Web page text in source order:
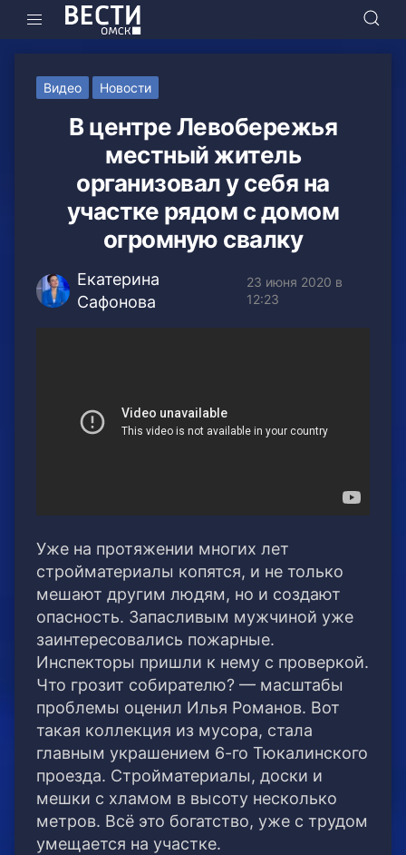
Видео Новости
В центре Левобережья
местный житель
организовал у себя на
участке рядом с домом
огромную свалку
Екатерина
Сафонова
23 июня 2020 в
12:23
Уже на протяжении многих лет
стройматериалы копятся, и не только
мешают другим людям, но и создают
опасность. Запасливым мужчиной уже
заинтересовались пожарные.
Инспекторы пришли к нему с проверкой.
Что грозит собирателю? — масштабы
проблемы оценил Илья Романов. Вот
такая коллекция из мусора, стала
главным украшением 6-го Тюкалинского
проезда. Стройматериалы, доски и
мешки с хламом в высоту несколько
метров. Всё это богатство, уже с трудом
умещается на участке.